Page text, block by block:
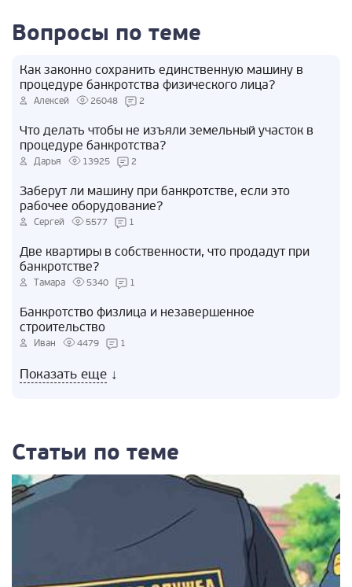
Вопросы по теме
Как законно сохранить единственную машину в
процедуре банкротства физического лица?
Алексей 26048 2
Что делать чтобы не изъяли земельный участок в
процедуре банкротства?
Дарья 13925 2
Заберут ли машину при банкротстве, если это
рабочее оборудование?
Сергей 5577 1
Две квартиры в собственности, что продадут при
банкротстве?
Тамара 5340 1
Банкротство физлица и незавершенное
строительство
Иван 4479 1
Показать еще ↓
Статьи по теме